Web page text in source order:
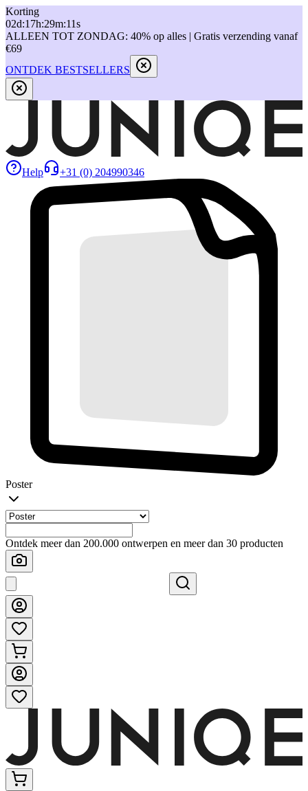
Korting
02d:17h:29m:11s
ALLEEN TOT ZONDAG: 40% op alles | Gratis verzending vanaf
€69
ONTDEK BESTSELLERS
Help +31 (0) 204990346
Poster
Ontdek meer dan 200.000 ontwerpen en meer dan 30 producten